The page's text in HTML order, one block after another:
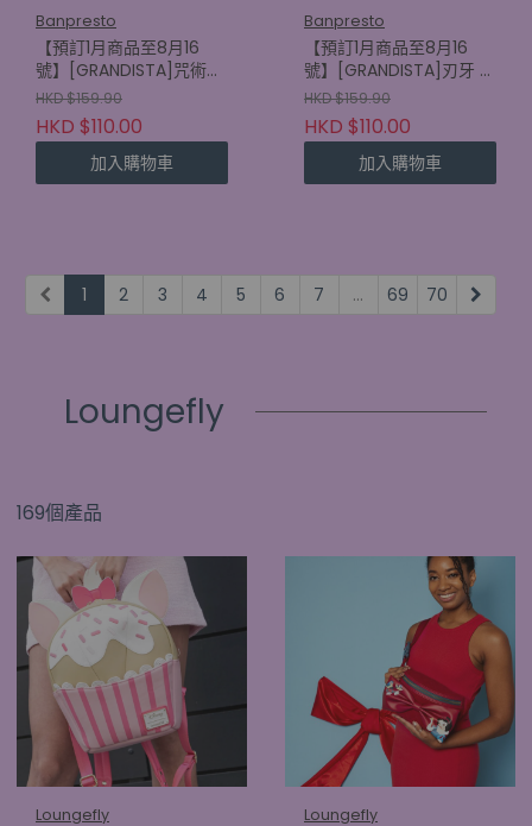
Banpresto
【預訂1月商品至8月16
號】[GRANDISTA]咒術迴
戰 宿儺
(4573102749208)
HKD $159.90
HKD $110.00
加入購物車
Banpresto
【預訂1月商品至8月16
號】[GRANDISTA]刃牙 比
斯凱特·奧利華
(4573102749154)
HKD $159.90
HKD $110.00
加入購物車
1 2 3 4 5 6 7 ... 69 70
Loungefly
169個產品
Loungefly Loungefly